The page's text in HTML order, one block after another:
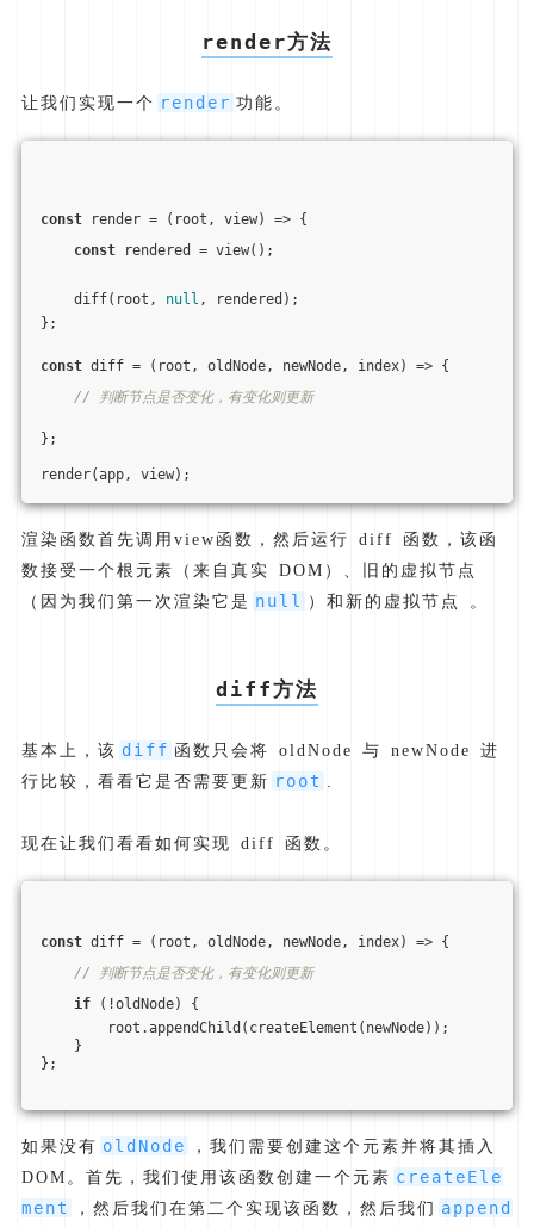
render方法
让我们实现一个 render 功能。
const render = ( root, view) => {
const rendered = view();
diff(root, null , rendered);
};
const diff = ( root, oldNode, newNode, index) => {
// 判断节点是否变化，有变化则更新
};
render(app, view);
渲染函数首先调用view函数，然后运行 diff 函数，该函
数接受一个根元素（来自真实 DOM）、旧的虚拟节点
（因为我们第一次渲染它是 null ）和新的虚拟节点 。
diff方法
基本上，该 diff 函数只会将 oldNode 与 newNode 进
行比较，看看它是否需要更新 root
现在让我们看看如何实现 diff 函数。
const diff = ( root, oldNode, newNode, index) => {
// 判断节点是否变化，有变化则更新
if (!oldNode) {
root.appendChild(createElement(newNode));
}
};
如果没有 oldNode
，我们需要创建这个元素并将其插入
DOM。首先，我们使用该函数创建一个元素 createEle
ment
，然后我们在第二个实现该函数，然后我们 append